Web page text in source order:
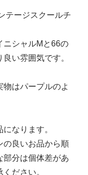
テージスクールチ
ニシャルMと66の
い雰囲気です。
はパープルのよ
なります。
の良いお品から順
部分は個体差があ
ださい。